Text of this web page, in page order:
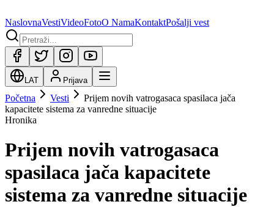
NaslovnaVestiVideoFotoO NamaKontaktPošalji vest
LAT Prijava
Početna Vesti
Prijem novih vatrogasaca spasilaca jača
kapacitete sistema za vanredne situacije
Hronika
Prijem novih vatrogasaca
spasilaca jača kapacitete
sistema za vanredne situacije